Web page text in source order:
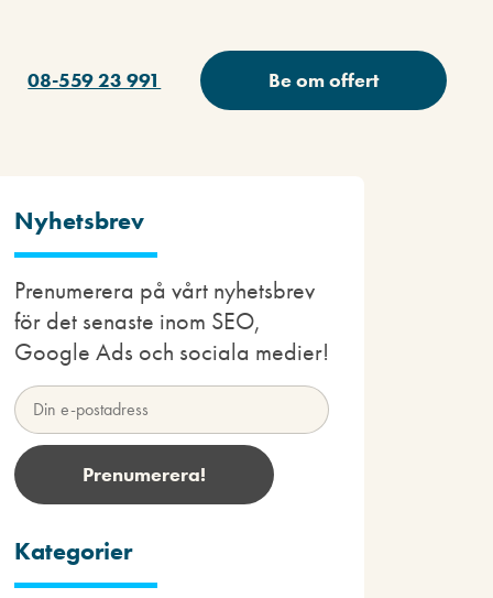
08-559 23 991 Be om offert
Nyhetsbrev
Prenumerera på vårt nyhetsbrev
för det senaste inom SEO,
Google Ads och sociala medier!
Kategorier